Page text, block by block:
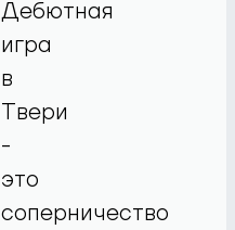
Дебютная
игра
в
Твери
-
это
соперничество